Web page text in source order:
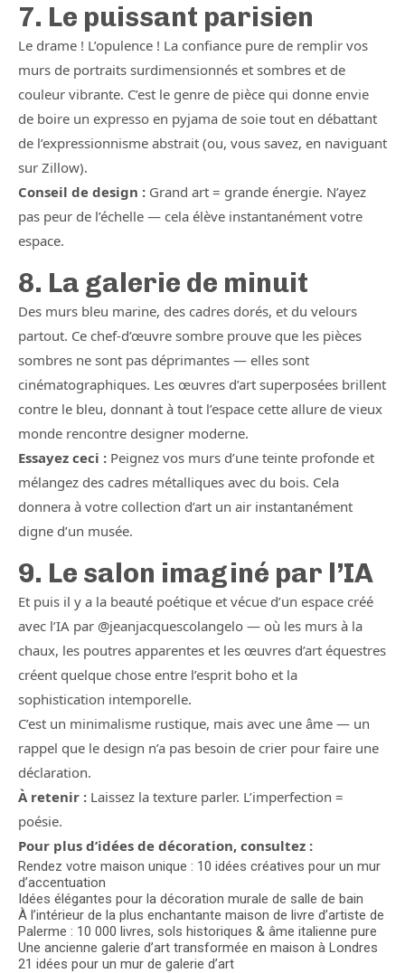
7. Le puissant parisien
Le drame ! L’opulence ! La confiance pure de remplir vos
murs de portraits surdimensionnés et sombres et de
couleur vibrante. C’est le genre de pièce qui donne envie
de boire un expresso en pyjama de soie tout en débattant
de l’expressionnisme abstrait (ou, vous savez, en naviguant
sur Zillow).
Conseil de design : Grand art = grande énergie. N’ayez
pas peur de l’échelle — cela élève instantanément votre
espace.
8. La galerie de minuit
Des murs bleu marine, des cadres dorés, et du velours
partout. Ce chef-d’œuvre sombre prouve que les pièces
sombres ne sont pas déprimantes — elles sont
cinématographiques. Les œuvres d’art superposées brillent
contre le bleu, donnant à tout l’espace cette allure de vieux
monde rencontre designer moderne.
Essayez ceci : Peignez vos murs d’une teinte profonde et
mélangez des cadres métalliques avec du bois. Cela
donnera à votre collection d’art un air instantanément
digne d’un musée.
9. Le salon imaginé par l’IA
Et puis il y a la beauté poétique et vécue d’un espace créé
avec l’IA par @jeanjacquescolangelo — où les murs à la
chaux, les poutres apparentes et les œuvres d’art équestres
créent quelque chose entre l’esprit boho et la
sophistication intemporelle.
C’est un minimalisme rustique, mais avec une âme — un
rappel que le design n’a pas besoin de crier pour faire une
déclaration.
À retenir : Laissez la texture parler. L’imperfection =
poésie.
Pour plus d’idées de décoration, consultez :
Rendez votre maison unique : 10 idées créatives pour un mur
d’accentuation
Idées élégantes pour la décoration murale de salle de bain
À l’intérieur de la plus enchantante maison de livre d’artiste de
Palerme : 10 000 livres, sols historiques & âme italienne pure
Une ancienne galerie d’art transformée en maison à Londres
21 idées pour un mur de galerie d’art